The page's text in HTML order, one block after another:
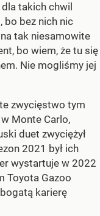
takich chwil
bo bez nich nic
tak niesamowite
bo wiem, że tu się
Nie mogliśmy jej
zwycięstwo tym
Monte Carlo,
duet zwyciężył
2021 był ich
wystartuje w 2022
Toyota Gazoo
karierę